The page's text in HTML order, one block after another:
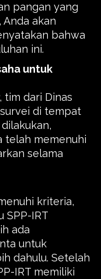
pangan yang
Anda akan
bahwa
ini.
untuk
tim dari Dinas
di tempat
telah memenuhi
selama
kriteria,
SPP-IRT
ada
untuk
dahulu. Setelah
IRT memiliki